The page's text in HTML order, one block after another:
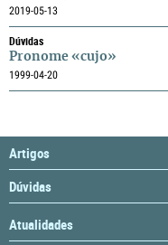
2019-05-13
Dúvidas
Pronome «cujo»
1999-04-20
Artigos
Dúvidas
Atualidades